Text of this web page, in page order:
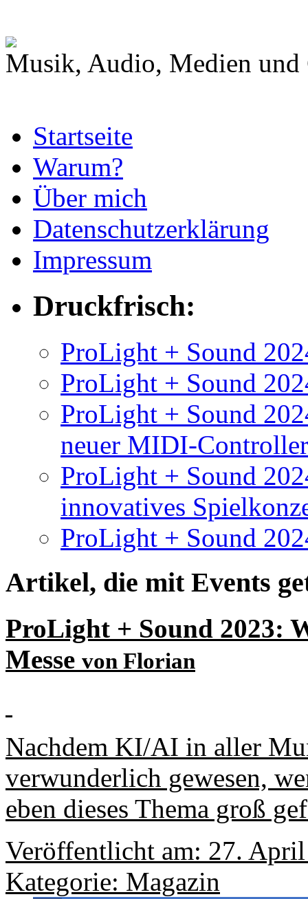
Musik, Audio, Medien und
Startseite
Warum?
Über mich
Datenschutzerklärung
Impressum
Druckfrisch:
ProLight + Sound
ProLight + Sound
ProLight + Sound
neuer MIDI-Controller
ProLight + Sound
innovatives
ProLight + Sound
Artikel, die mit Events
ProLight + Sound 2023:
Messe von Florian
Nachdem KI/AI in aller
verwunderlich gewesen,
eben dieses Thema groß
Veröffentlicht am: 27.
Kategorie: Magazin